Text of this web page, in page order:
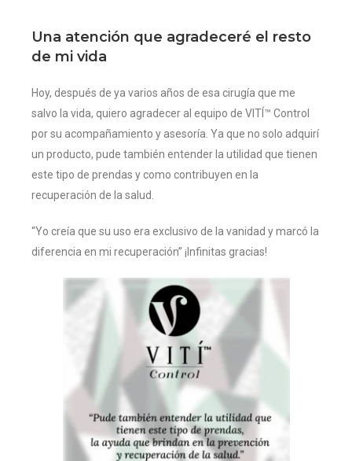
Una atención que agradeceré el resto
de mi vida
Hoy, después de ya varios años de esa cirugía que me
salvo la vida, quiero agradecer al equipo de VITÍ™ Control
por su acompañamiento y asesoría. Ya que no solo adquirí
un producto, pude también entender la utilidad que tienen
este tipo de prendas y como contribuyen en la
recuperación de la salud.
“Yo creía que su uso era exclusivo de la vanidad y marcó la
diferencia en mi recuperación” ¡Infinitas gracias!